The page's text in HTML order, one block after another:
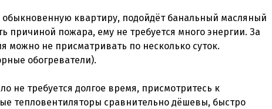
квартиру, подойдёт банальный масляный
причиной пожара, ему не требуется много энергии. За
можно не присматривать по несколько суток.
обогреватели).
не требуется долгое время, присмотритесь к
тепловентиляторы сравнительно дёшевы, быстро